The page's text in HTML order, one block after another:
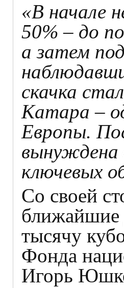
«В начале
50% – до
а затем
скачка
Катара –
Европы.
вынуждена
ключевых
Со своей
ближайшие
тысячу
Фонда
Игорь